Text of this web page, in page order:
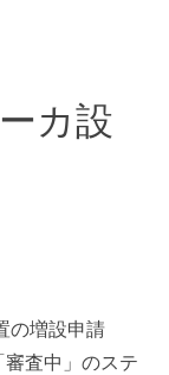
カ設
の増設申請
審査中」のステ